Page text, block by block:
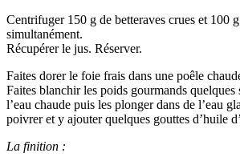
Centrifuger 150 g de betteraves crues et 100
simultanément.
Récupérer le jus. Réserver.
Faites dorer le foie frais dans une poêle
Faites blanchir les poids gourmands quelques
l’eau chaude puis les plonger dans de l’eau
poivrer et y ajouter quelques gouttes d’huile
La finition :